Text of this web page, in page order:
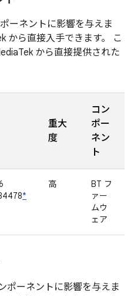
ーネントに影響を与えま
から直接入手できます。 こ
から直接提供された
重大
度
コン
ポー
ネン
ト
*
高
BT フ
ァー
ムウ
ェア
ポーネントに影響を与えま